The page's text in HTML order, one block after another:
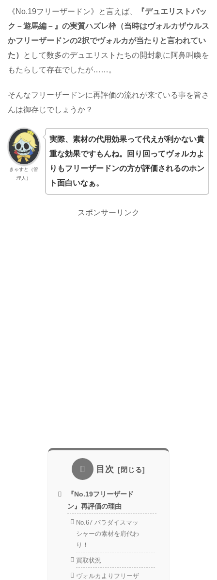
《No.19フリーザードン》と言えば、
『デュエリストパッ
ク－遊馬編－』の実質ハズレ枠（当時はヴォルカザウルス
かフリーザードンの2択でヴォルカが当たりと言われてい
た）
として数多のデュエリストたちの開封劇に阿鼻叫喚を
もたらして存在でしたが……。
そんなフリーザードンに再評価の流れが来ている事を皆さ
んは御存じでしょうか？
きゃすと（管
理人）
実際、素材の代用効果って代えが利かない貴
重な効果ですもんね。回り回ってヴォルカよ
りもフリーザードンの方が評価されるのホン
ト面白いなぁ。
スポンサーリンク
目次
『No.19フリーザード
ン』再評価の理由
No.67 パラダイスマッ
シャーの素材を肩代わ
り！
買取状況
ヴォルカよりフリーザ